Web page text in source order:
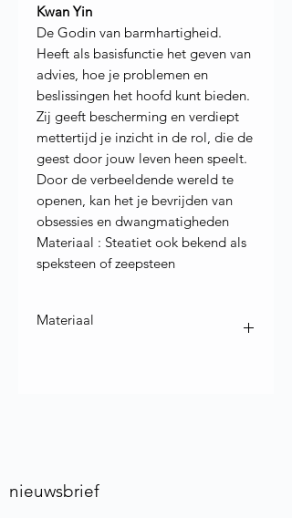
Kwan Yin
De Godin van barmhartigheid.
Heeft als basisfunctie het geven van
advies, hoe je problemen en
beslissingen het hoofd kunt bieden.
Zij geeft bescherming en verdiept
mettertijd je inzicht in de rol, die de
geest door jouw leven heen speelt.
Door de verbeeldende wereld te
openen, kan het je bevrijden van
obsessies en dwangmatigheden
Materiaal : Steatiet ook bekend als
speksteen of zeepsteen
Materiaal
nieuwsbrief